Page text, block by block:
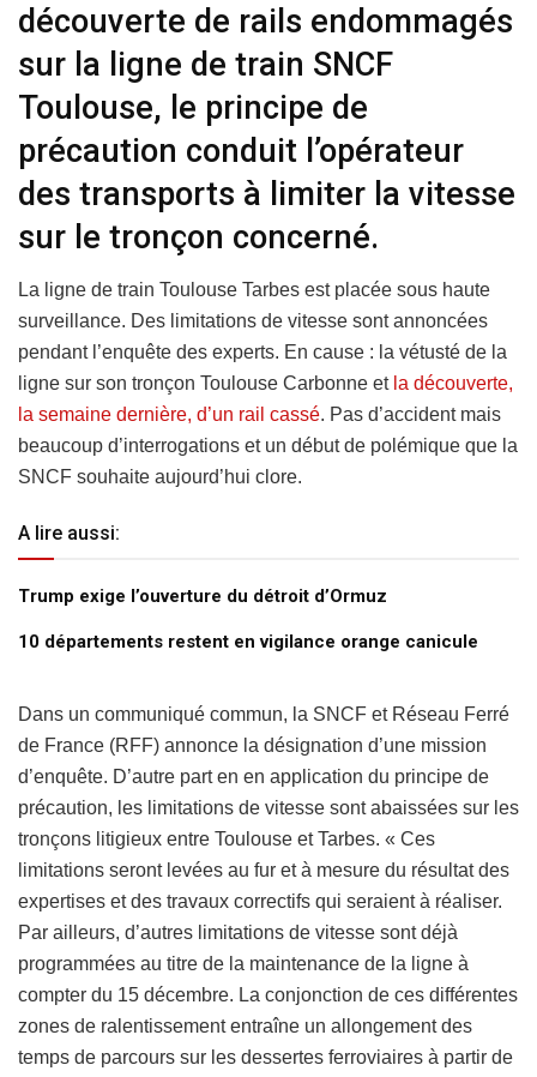
découverte de rails endommagés
sur la ligne de train SNCF
Toulouse, le principe de
précaution conduit l’opérateur
des transports à limiter la vitesse
sur le tronçon concerné.
La ligne de train Toulouse Tarbes est placée sous haute
surveillance. Des limitations de vitesse sont annoncées
pendant l’enquête des experts. En cause : la vétusté de la
ligne sur son tronçon Toulouse Carbonne etla découverte,
la semaine dernière, d’un rail cassé. Pas d’accident mais
beaucoup d’interrogations et un début de polémique que la
SNCF souhaite aujourd’hui clore.
A lire aussi:
Trump exige l’ouverture du détroit d’Ormuz
10 départements restent en vigilance orange canicule
Dans un communiqué commun, la SNCF et Réseau Ferré
de France (RFF) annonce la désignation d’une mission
d’enquête. D’autre part en en application du principe de
précaution, les limitations de vitesse sont abaissées sur les
tronçons litigieux entre Toulouse et Tarbes. « Ces
limitations seront levées au fur et à mesure du résultat des
expertises et des travaux correctifs qui seraient à réaliser.
Par ailleurs, d’autres limitations de vitesse sont déjà
programmées au titre de la maintenance de la ligne à
compter du 15 décembre. La conjonction de ces différentes
zones de ralentissement entraîne un allongement des
temps de parcours sur les dessertes ferroviaires à partir de